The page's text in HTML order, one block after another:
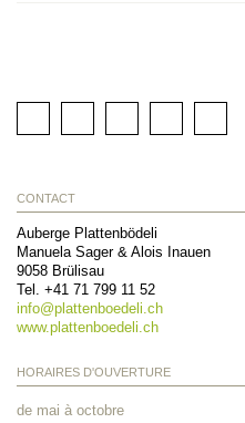
CONTACT
Auberge Plattenbödeli
Manuela Sager & Alois Inauen
9058 Brülisau
Tel. +41 71 799 11 52
info@plattenboedeli.ch
www.plattenboedeli.ch
HORAIRES D'OUVERTURE
de mai à octobre